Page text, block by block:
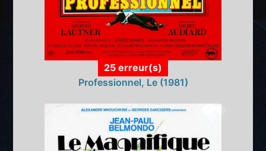
25 erreur(s)
Professionnel, Le (1981)